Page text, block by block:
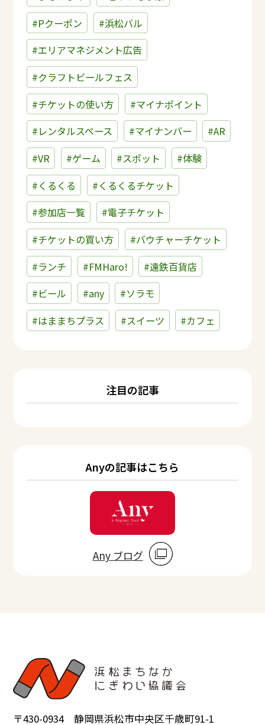
#Pクーポン
#浜松バル
#エリアマネジメント広告
#クラフトビールフェス
#チケットの使い方
#マイナポイント
#レンタルスペース
#マイナンバー
#AR
#VR
#ゲーム #スポット
#体験
#くるくる
#くるくるチケット
#参加店一覧
#電子チケット
#チケットの買い方
#バウチャーチケット
#ランチ
#FMHaro!
#遠鉄百貨店
#ビール
#any
#ソラモ
#はままちプラス
#スイーツ #カフェ
注目の記事
Anyの記事はこちら
Any ブログ
〒430-0934 静岡県浜松市中央区千歳町91-1